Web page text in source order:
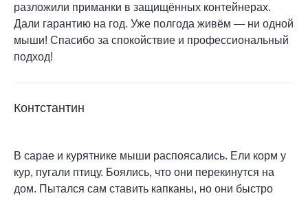
разложили приманки в защищённых контейнерах.
Дали гарантию на год. Уже полгода живём — ни одной
мыши! Спасибо за спокойствие и профессиональный
подход!
Контстантин
В сарае и курятнике мыши распоясались. Ели корм у
кур, пугали птицу. Боялись, что они перекинутся на
дом. Пытался сам ставить капканы, но они быстро